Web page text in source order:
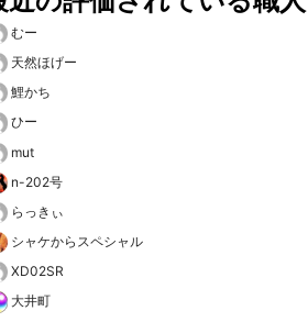
むー
天然ほげー
鯉かち
ひー
mut
n-202号
らっきぃ
シャケからスペシャル
XD02SR
大井町